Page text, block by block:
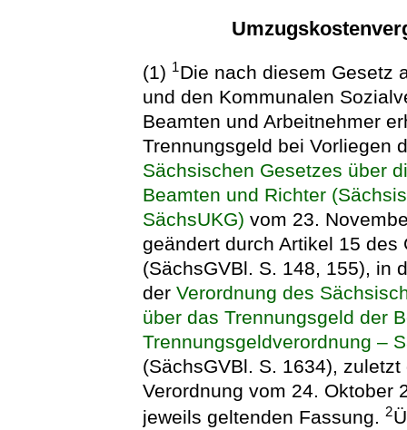
(1) 1Die nach diesem Gesetz
und den Kommunalen
Beamten und Arbeitnehmer
Trennungsgeld bei Vorliegen
Sächsischen Gesetzes über
Beamten und Richter
SächsUKG) vom 23.
geändert durch Artikel 15
(SächsGVBl. S. 148, 155), in
derVerordnung des
über das Trennungsgeld der
Trennungsgeldverordnung –
(SächsGVBl. S. 1634),
Verordnung vom 24. Oktober
jeweils geltenden Fassung.2